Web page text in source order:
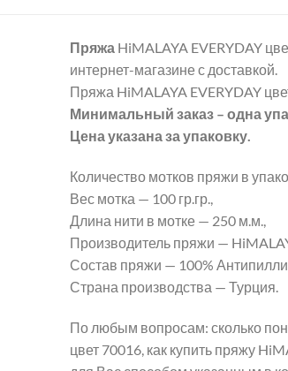
Пряжа HiMALAYA EVERYDAY
интернет-магазине с доставкой.
Пряжа HiMALAYA EVERYDAY
Минимальный заказ – одна
Цена указана за упаковку.
Количество мотков пряжи в
Вес мотка — 100 гр.гр.,
Длина нити в мотке — 250 м.м.,
Производитель пряжи —
Состав пряжи — 100%
Страна производства — Турция.
По любым вопросам: сколько
цвет 70016, как купить пряжу